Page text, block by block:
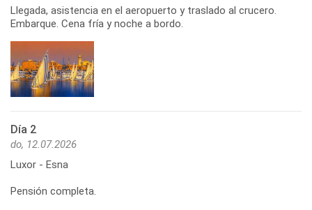
Llegada, asistencia en el aeropuerto y traslado al crucero.
Embarque. Cena fría y noche a bordo.
Día 2
do, 12.07.2026
Luxor - Esna
Pensión completa.